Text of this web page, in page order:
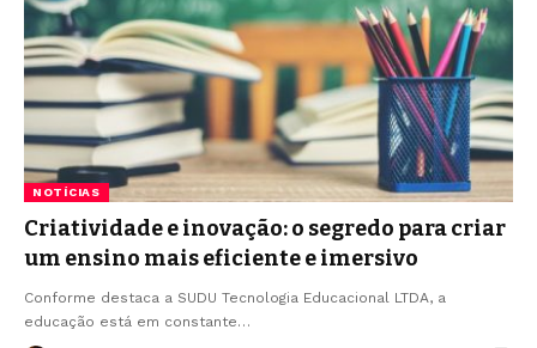
NOTÍCIAS
Criatividade e inovação: o segredo para criar
um ensino mais eficiente e imersivo
Conforme destaca a SUDU Tecnologia Educacional LTDA, a
educação está em constante…